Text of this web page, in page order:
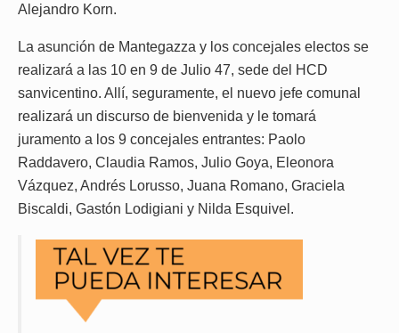
Alejandro Korn.
La asunción de Mantegazza y los concejales electos se
realizará a las 10 en 9 de Julio 47, sede del HCD
sanvicentino. Allí, seguramente, el nuevo jefe comunal
realizará un discurso de bienvenida y le tomará
juramento a los 9 concejales entrantes: Paolo
Raddavero, Claudia Ramos, Julio Goya, Eleonora
Vázquez, Andrés Lorusso, Juana Romano, Graciela
Biscaldi, Gastón Lodigiani y Nilda Esquivel.